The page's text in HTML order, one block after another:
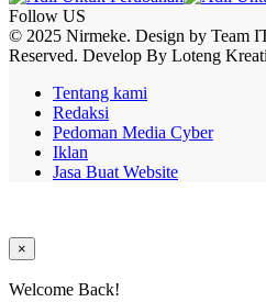
Follow US
© 2025 Nirmeke. Design by Team
Reserved. Develop By Loteng
Tentang kami
Redaksi
Pedoman Media Cyber
Iklan
Jasa Buat Website
×
Welcome Back!